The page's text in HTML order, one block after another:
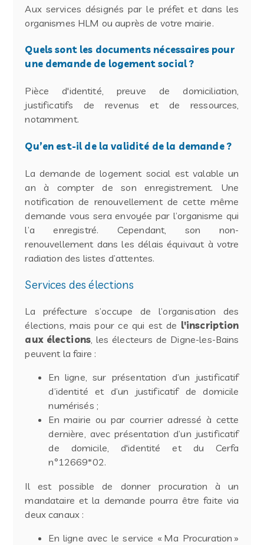
Aux services désignés par le préfet et dans les
organismes HLM ou auprès de votre mairie.
Quels sont les documents nécessaires pour
une demande de logement social ?
Pièce d'identité, preuve de domiciliation,
justificatifs de revenus et de ressources,
notamment.
Qu’en est-il de la validité de la demande ?
La demande de logement social est valable un
an à compter de son enregistrement. Une
notification de renouvellement de cette même
demande vous sera envoyée par l’organisme qui
l’a enregistré. Cependant, son non-
renouvellement dans les délais équivaut à votre
radiation des listes d’attentes.
Services des élections
La préfecture s’occupe de l’organisation des
élections, mais pour ce qui est de l'inscription
aux élections, les électeurs de Digne-les-Bains
peuvent la faire :
En ligne, sur présentation d’un justificatif
d’identité et d’un justificatif de domicile
numérisés ;
En mairie ou par courrier adressé à cette
dernière, avec présentation d’un justificatif
de domicile, d'identité et du Cerfa
n°12669*02.
Il est possible de donner procuration à un
mandataire et la demande pourra être faite via
deux canaux :
En ligne avec le service « Ma Procuration »